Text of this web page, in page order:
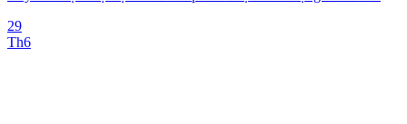
29
Th6